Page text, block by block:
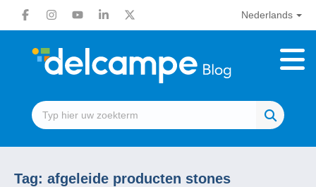
Nederlands
Tag: afgeleide producten stones